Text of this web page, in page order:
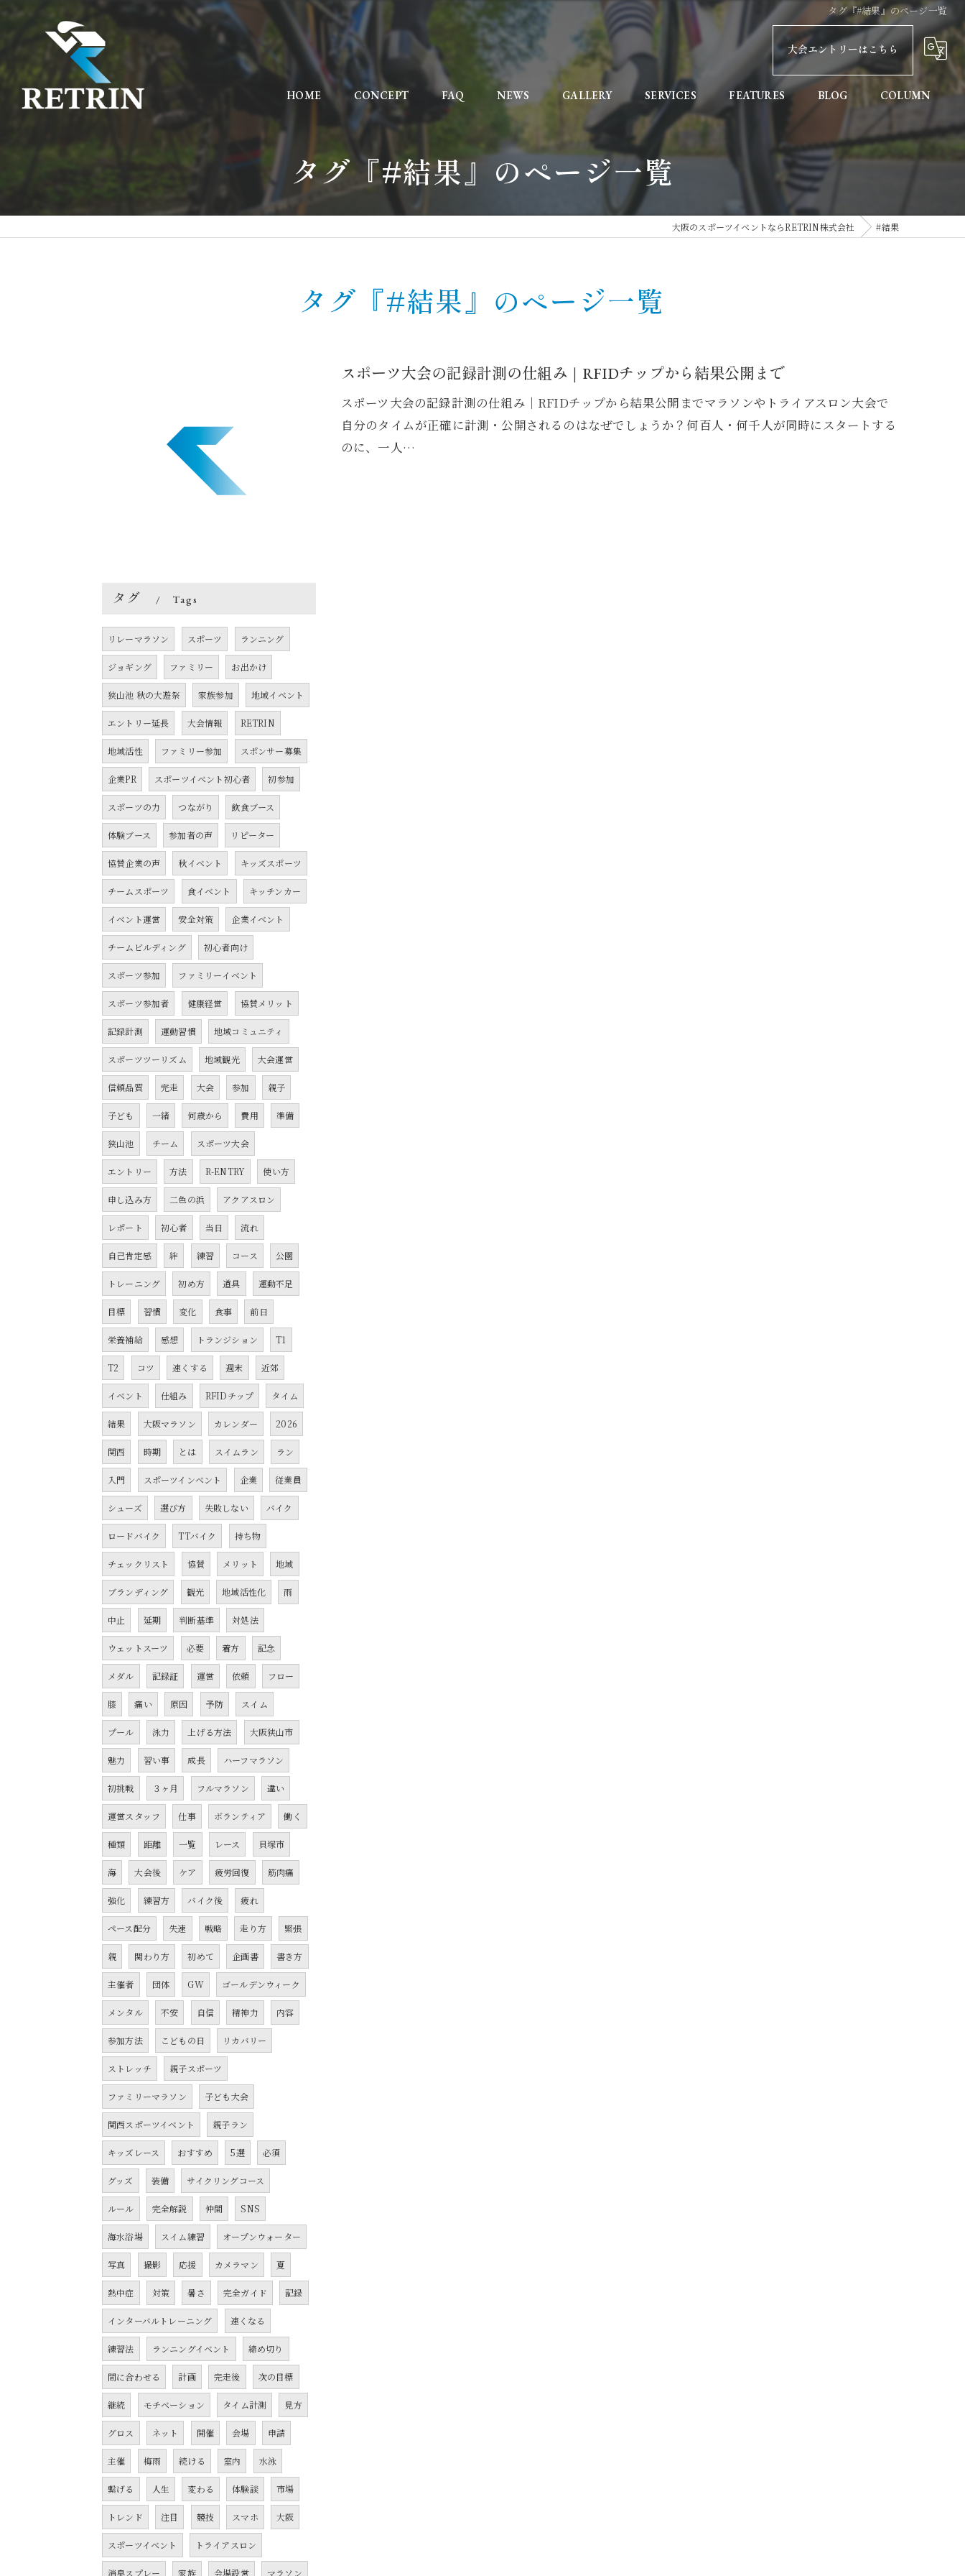
タグ『#結果』のページ一覧
大会エントリーはこちら
HOME CONCEPT FAQ NEWS GALLERY SERVICES FEATURES
初めての方へ
BLOG COLUMN
タグ『#結果』のページ一覧
大阪のスポーツイベントならRETRIN株式会社 #結果
タグ『#結果』のページ一覧
スポーツ大会の記録計測の仕組み｜RFIDチップから結果公開まで
スポーツ大会の記録計測の仕組み｜RFIDチップから結果公開までマラソンやトライアスロン大会で
自分のタイムが正確に計測・公開されるのはなぜでしょうか？何百人・何千人が同時にスタートする
のに、一人…
タグ Tags
リレーマラソン スポーツ ランニング
ジョギング ファミリー お出かけ
狭山池 秋の大遊祭 家族参加 地域イベント
エントリー延長 大会情報 RETRIN
地域活性 ファミリー参加 スポンサー募集
企業PR スポーツイベント初心者 初参加
スポーツの力 つながり 飲食ブース
体験ブース 参加者の声 リピーター
協賛企業の声 秋イベント キッズスポーツ
チームスポーツ 食イベント キッチンカー
イベント運営 安全対策 企業イベント
チームビルディング 初心者向け
スポーツ参加 ファミリーイベント
スポーツ参加者 健康経営 協賛メリット
記録計測 運動習慣 地域コミュニティ
スポーツツーリズム 地域観光 大会運営
信頼品質 完走 大会 参加 親子
子ども 一緒 何歳から 費用 準備
狭山池 チーム スポーツ大会
エントリー 方法 R-ENTRY 使い方
申し込み方 二色の浜 アクアスロン
レポート 初心者 当日 流れ
自己肯定感 絆 練習 コース 公園
トレーニング 初め方 道具 運動不足
目標 習慣 変化 食事 前日
栄養補給 感想 トランジション T1
T2 コツ 速くする 週末 近郊
イベント 仕組み RFIDチップ タイム
結果 大阪マラソン カレンダー 2026
関西 時期 とは スイムラン ラン
入門 スポーツインベント 企業 従業員
シューズ 選び方 失敗しない バイク
ロードバイク TTバイク 持ち物
チェックリスト 協賛 メリット 地域
ブランディング 観光 地域活性化 雨
中止 延期 判断基準 対処法
ウェットスーツ 必要 着方 記念
メダル 記録証 運営 依頼 フロー
膝 痛い 原因 予防 スイム
プール 泳力 上げる方法 大阪狭山市
魅力 習い事 成長 ハーフマラソン
初挑戦 ３ヶ月 フルマラソン 違い
運営スタッフ 仕事 ボランティア 働く
種類 距離 一覧 レース 貝塚市
海 大会後 ケア 疲労回復 筋肉痛
強化 練習方 バイク後 疲れ
ペース配分 失速 戦略 走り方 緊張
親 関わり方 初めて 企画書 書き方
主催者 団体 GW ゴールデンウィーク
メンタル 不安 自信 精神力 内容
参加方法 こどもの日 リカバリー
ストレッチ 親子スポーツ
ファミリーマラソン 子ども大会
関西スポーツイベント 親子ラン
キッズレース おすすめ 5選 必須
グッズ 装備 サイクリングコース
ルール 完全解説 仲間 SNS
海水浴場 スイム練習 オープンウォーター
写真 撮影 応援 カメラマン 夏
熱中症 対策 暑さ 完全ガイド 記録
インターバルトレーニング 速くなる
練習法 ランニングイベント 締め切り
間に合わせる 計画 完走後 次の目標
継続 モチベーション タイム計測 見方
グロス ネット 開催 会場 申請
主催 梅雨 続ける 室内 水泳
繋げる 人生 変わる 体験談 市場
トレンド 注目 競技 スマホ 大阪
スポーツイベント トライアスロン
消臭スプレー 家族 会場設営 マラソン